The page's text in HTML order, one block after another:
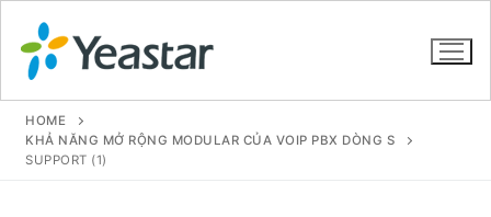
HOME
KHẢ NĂNG MỞ RỘNG MODULAR CỦA VOIP PBX DÒNG S
SUPPORT (1)